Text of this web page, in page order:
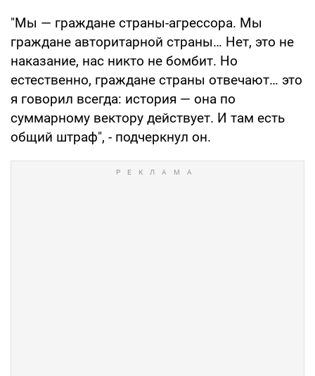
"Мы — граждане страны-агрессора. Мы
граждане авторитарной страны… Нет, это не
наказание, нас никто не бомбит. Но
естественно, граждане страны отвечают… это
я говорил всегда: история — она по
суммарному вектору действует. И там есть
общий штраф", - подчеркнул он.